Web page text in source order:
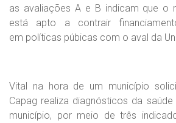
as avaliações A e B indicam que o
está apto a contrair
em políticas púbicas com o aval da
Vital na hora de um município
Capag realiza diagnósticos da
município, por meio de três